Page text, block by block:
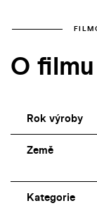
tyrkysem, není
pravdu…
O filmu
Rok výroby
Země
Kategorie